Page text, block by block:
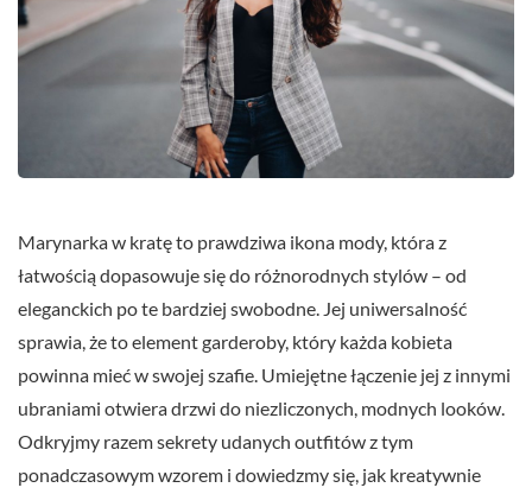
Marynarka w kratę to prawdziwa ikona mody, która z
łatwością dopasowuje się do różnorodnych stylów – od
eleganckich po te bardziej swobodne. Jej uniwersalność
sprawia, że to element garderoby, który każda kobieta
powinna mieć w swojej szafie. Umiejętne łączenie jej z innymi
ubraniami otwiera drzwi do niezliczonych, modnych looków.
Odkryjmy razem sekrety udanych outfitów z tym
ponadczasowym wzorem i dowiedzmy się, jak kreatywnie